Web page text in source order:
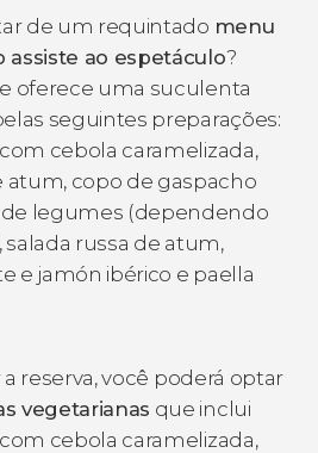
de um requintado menu
ao espetáculo?
oferece uma suculenta
seguintes preparações:
cebola caramelizada,
copo de gaspacho
legumes (dependendo
salada russa de atum,
e jamón ibérico e paella
a reserva, você poderá optar
vegetarianas que inclui
cebola caramelizada,